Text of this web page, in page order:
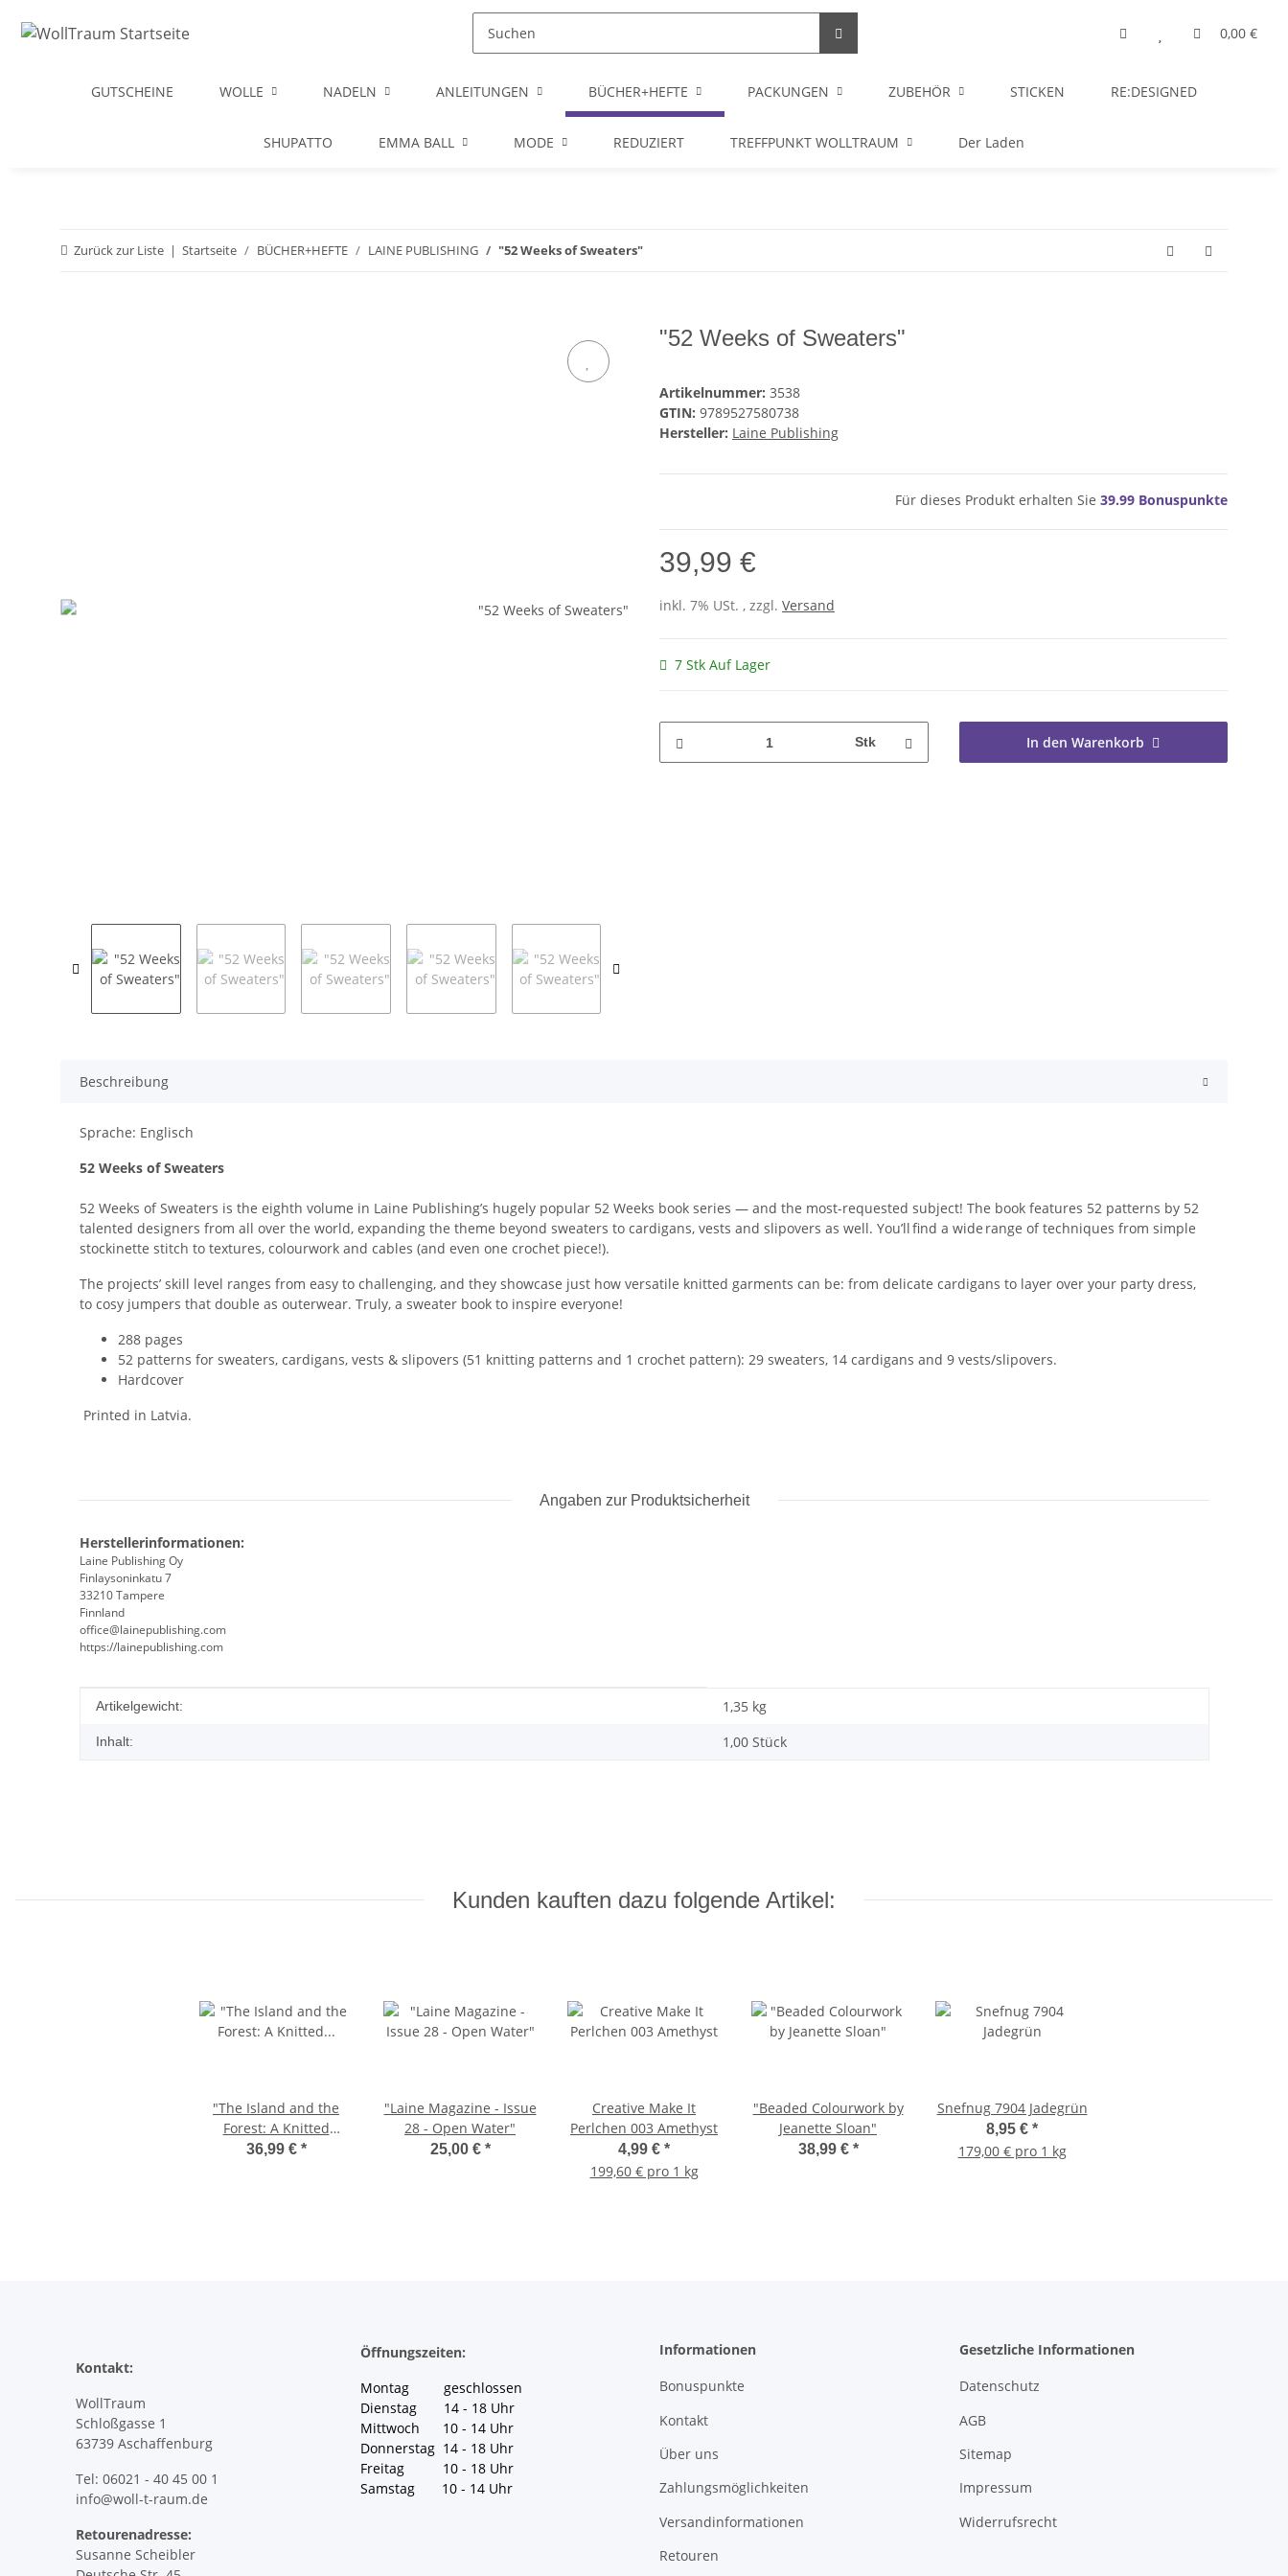
0,00 €
GUTSCHEINE WOLLE NADELN ANLEITUNGEN BÜCHER+HEFTE PACKUNGEN ZUBEHÖR STICKEN RE:DESIGNED
SHUPATTO EMMA BALL MODE REDUZIERT TREFFPUNKT WOLLTRAUM Der Laden
Zurück zur Liste Startseite BÜCHER+HEFTE LAINE PUBLISHING "52 Weeks of Sweaters"
"52 Weeks of Sweaters"
Artikelnummer: 3538
GTIN: 9789527580738
Hersteller: Laine Publishing
Für dieses Produkt erhalten Sie 39.99 Bonuspunkte
39,99 €
inkl. 7% USt. , zzgl. Versand
7 Stk Auf Lager
Stk In den Warenkorb
Beschreibung
Sprache: Englisch
52 Weeks of Sweaters
52 Weeks of Sweaters is the eighth volume in Laine Publishing’s hugely popular 52 Weeks book series — and the most-requested subject! The book features 52 patterns by 52
talented designers from all over the world, expanding the theme beyond sweaters to cardigans, vests and slipovers as well. You’ll find a wide range of techniques from simple
stockinette stitch to textures, colourwork and cables (and even one crochet piece!).
The projects’ skill level ranges from easy to challenging, and they showcase just how versatile knitted garments can be: from delicate cardigans to layer over your party dress,
to cosy jumpers that double as outerwear. Truly, a sweater book to inspire everyone!
288 pages
52 patterns for sweaters, cardigans, vests & slipovers (51 knitting patterns and 1 crochet pattern): 29 sweaters, 14 cardigans and 9 vests/slipovers.
Hardcover
Printed in Latvia.
Angaben zur Produktsicherheit
Herstellerinformationen:
Laine Publishing Oy
Finlaysoninkatu 7
33210 Tampere
Finnland
office@lainepublishing.com
https://lainepublishing.com
Produkteigenschaft
Wert
Artikelgewicht: 1,35 kg
Inhalt: 1,00 Stück
Kunden kauften dazu folgende Artikel:
"The Island and the
Forest: A Knitted
Correspondence" by
36,99 € *
"Laine Magazine - Issue
28 - Open Water"
25,00 € *
Creative Make It
Perlchen 003 Amethyst
4,99 € *
199,60 € pro 1 kg
"Beaded Colourwork by
Jeanette Sloan"
38,99 € *
Snefnug 7904 Jadegrün
8,95 € *
179,00 € pro 1 kg
Kontakt:
WollTraum
Schloßgasse 1
63739 Aschaffenburg
Tel: 06021 - 40 45 00 1
info@woll-t-raum.de
Retourenadresse:
Susanne Scheibler
Öffnungszeiten:
Montag geschlossen
Dienstag 14 - 18 Uhr
Mittwoch 10 - 14 Uhr
Donnerstag 14 - 18 Uhr
Freitag 10 - 18 Uhr
Samstag 10 - 14 Uhr
Informationen
Bonuspunkte
Kontakt
Über uns
Zahlungsmöglichkeiten
Versandinformationen
Retouren
Gesetzliche Informationen
Datenschutz
AGB
Sitemap
Impressum
Widerrufsrecht